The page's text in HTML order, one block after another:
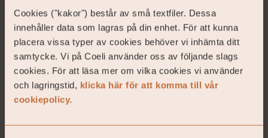
Cookies ("kakor") består av små textfiler. Dessa
innehåller data som lagras på din enhet. För att kunna
placera vissa typer av cookies behöver vi inhämta ditt
samtycke. Vi på Coeli använder oss av följande slags
cookies. För att läsa mer om vilka cookies vi använder
och lagringstid, klicka här för att komma till vår
cookiepolicy.
Gustav Fransson